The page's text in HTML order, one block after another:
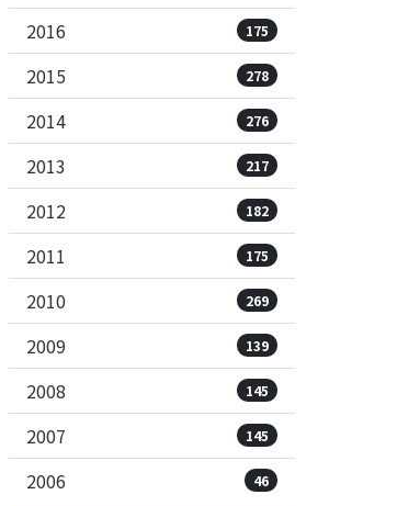
2016 175
2015 278
2014 276
2013 217
2012 182
2011 175
2010 269
2009 139
2008 145
2007 145
2006 46